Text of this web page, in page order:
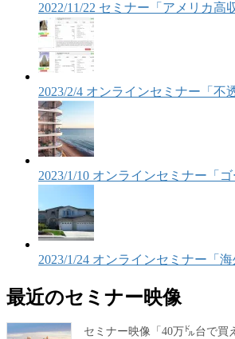
2022/11/22 セミナー「アメリカ高
2023/2/4 オンラインセミナー「不
2023/1/10 オンラインセミナー「
2023/1/24 オンラインセミナー「
最近のセミナー映像
セミナー映像「40万㌦台で買